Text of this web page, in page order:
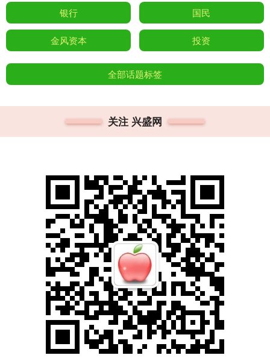
银行 国民
金风资本 投资
全部话题标签
关注 兴盛网